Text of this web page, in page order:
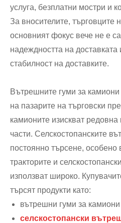
услуга, безплатни мостри и
За вносителите, търговците
основният фокус вече не е
надеждността на доставката
стабилност на доставките.
Вътрешните гуми за
на пазарите на търговски
камионите изискват
части. Селскостопанските
постоянно търсене, особено
тракторите и
използват широко.
търсят продукти като:
вътрешни гуми за камиони
селскостопански